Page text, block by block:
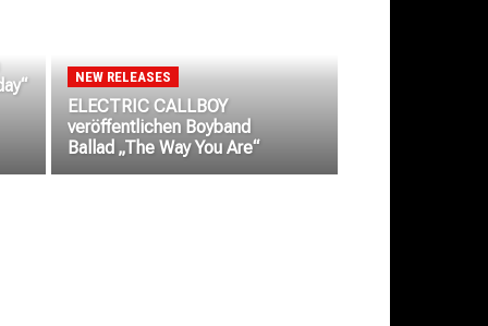
NEW RELEASES
ELECTRIC CALLBOY
veröffentlichen Boyband
Ballad „The Way You Are“